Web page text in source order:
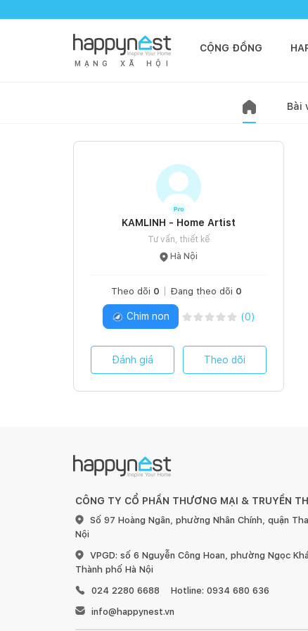
M Ạ N G X Ã H Ộ I
CỘNG ĐỒNG
Bài
KAMLINH - Home Artist
Tư vấn, thiết kế
Hà Nội
Theo dõi 0 Đang theo dõi 0
Chim non (0)
Đánh giá Theo dõi
CÔNG TY CỔ PHẦN THƯƠNG MẠI & TRUYỀN
Số 97 Hoàng Ngân, phường Nhân Chính, quận
Nội
VPGD: số 6 Nguyễn Công Hoan, phường Ngọc
Thành phố Hà Nội
024 2280 6688
Hotline: 0934 680 636
info@happynest.vn